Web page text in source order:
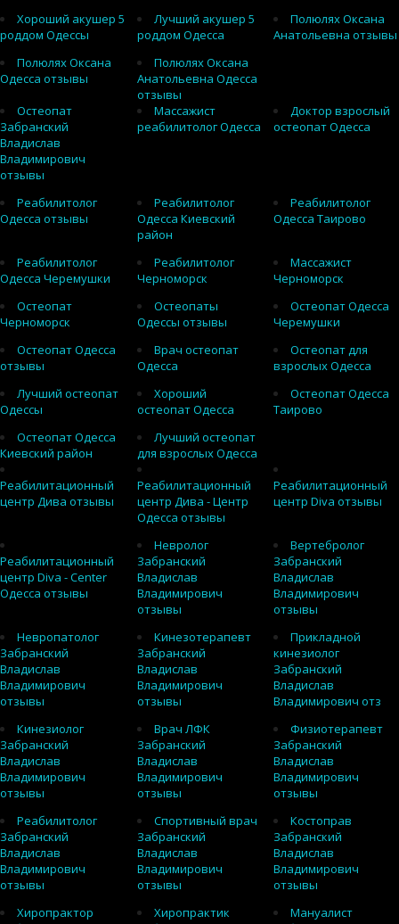
Хороший акушер 5
роддом Одессы
Лучший акушер 5
роддом Одесса
Полюлях Оксана
Анатольевна отзывы
Полюлях Оксана
Одесса отзывы
Полюлях Оксана
Анатольевна Одесса
отзывы
Остеопат
Забранский
Владислав
Владимирович
отзывы
Массажист
реабилитолог Одесса
Доктор взрослый
остеопат Одесса
Реабилитолог
Одесса отзывы
Реабилитолог
Одесса Киевский
район
Реабилитолог
Одесса Таирово
Реабилитолог
Одесса Черемушки
Реабилитолог
Черноморск
Массажист
Черноморск
Остеопат
Черноморск
Остеопаты
Одессы отзывы
Остеопат Одесса
Черемушки
Остеопат Одесса
отзывы
Врач остеопат
Одесса
Остеопат для
взрослых Одесса
Лучший остеопат
Одессы
Хороший
остеопат Одесса
Остеопат Одесса
Таирово
Остеопат Одесса
Киевский район
Лучший остеопат
для взрослых Одесса
Реабилитационный
центр Дива отзывы
Реабилитационный
центр Дива - Центр
Одесса отзывы
Реабилитационный
центр Diva отзывы
Реабилитационный
центр Diva - Center
Одесса отзывы
Невролог
Забранский
Владислав
Владимирович
отзывы
Вертебролог
Забранский
Владислав
Владимирович
отзывы
Невропатолог
Забранский
Владислав
Владимирович
отзывы
Кинезотерапевт
Забранский
Владислав
Владимирович
отзывы
Прикладной
кинезиолог
Забранский
Владислав
Владимирович отз
Кинезиолог
Забранский
Владислав
Владимирович
отзывы
Врач ЛФК
Забранский
Владислав
Владимирович
отзывы
Физиотерапевт
Забранский
Владислав
Владимирович
отзывы
Реабилитолог
Забранский
Владислав
Владимирович
отзывы
Спортивный врач
Забранский
Владислав
Владимирович
отзывы
Костоправ
Забранский
Владислав
Владимирович
отзывы
Хиропрактор
Хиропрактик
Мануалист